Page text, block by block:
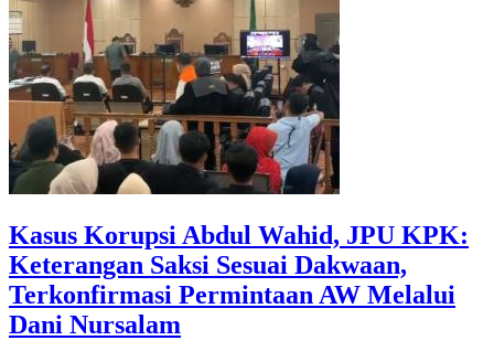
Kasus Korupsi Abdul Wahid, JPU KPK:
Keterangan Saksi Sesuai Dakwaan,
Terkonfirmasi Permintaan AW Melalui
Dani Nursalam